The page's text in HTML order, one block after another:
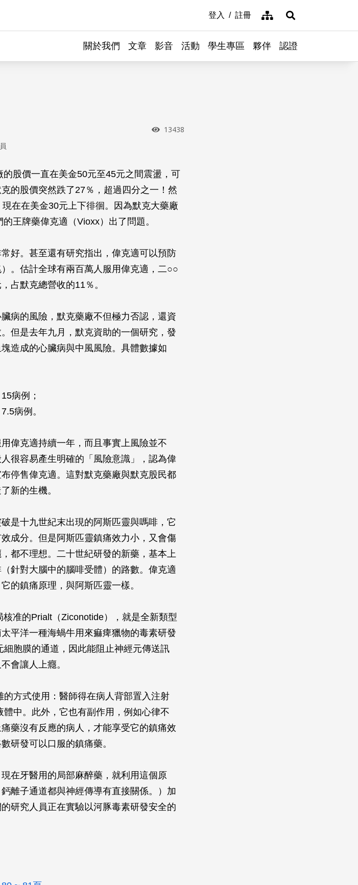
登入 註冊 網站導覽展開搜尋
關於我們 文章 影音 活動 學生專區 夥伴 認證
瀏覽次數
13438
股價一直在美金50元至45元之間震盪，可
的股價突然跌了27％，超過四分之一！然
在在美金30元上下徘徊。因為默克大藥廠
王牌藥偉克適（Vioxx）出了問題。
好。甚至還有研究指出，偉克適可以預防
。估計全球有兩百萬人服用偉克適，二○○
占默克總營收的11％。
病的風險，默克藥廠不但極力否認，還資
但是去年九月，默克資助的一個研究，發
造成的心臟病與中風風險。具體數據如
病例；
病例。
偉克適持續一年，而且事實上風險並不
很容易產生明確的「風險意識」，認為偉
停售偉克適。這對默克藥廠與默克股民都
新的生機。
是十九世紀末出現的阿斯匹靈與嗎啡，它
成分。但是阿斯匹靈鎮痛效力小，又會傷
都不理想。二十世紀研發的新藥，基本上
針對大腦中的腦啡受體）的路數。偉克適
的鎮痛原理，與阿斯匹靈一樣。
准的Prialt（Ziconotide），就是全新類型
平洋一種海蝸牛用來痲痺獵物的毒素研發
胞膜的通道，因此能阻止神經元傳送訊
會讓人上癮。
方式使用：醫師得在病人背部置入注射
中。此外，它也有副作用，例如心律不
藥沒有反應的病人，才能享受它的鎮痛效
研發可以口服的鎮痛藥。
在牙醫用的局部麻醉藥，就利用這個原
離子通道都與神經傳導有直接關係。）加
研究人員正在實驗以河豚毒素研發安全的